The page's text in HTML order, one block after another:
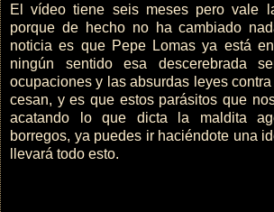
El vídeo tiene seis meses pero vale
porque de hecho no ha cambiado
noticia es que Pepe Lomas ya está
ningún sentido esa descerebrada
ocupaciones y las absurdas leyes
cesan, y es que estos parásitos que
acatando lo que dicta la maldita
borregos, ya puedes ir haciéndote una
llevará todo esto.